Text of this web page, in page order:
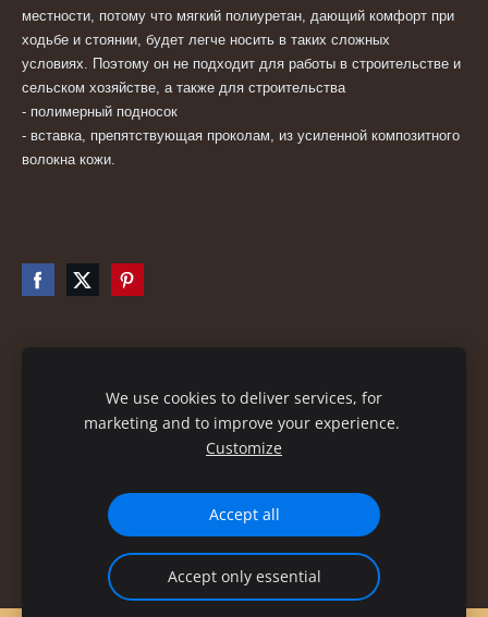
местности, потому что мягкий полиуретан, дающий комфорт при
ходьбе и стоянии, будет легче носить в таких сложных
условиях. Поэтому он не подходит для работы в строительстве и
сельском хозяйстве, а также для строительства
- полимерный подносок
- вставка, препятствующая проколам, из усиленной композитного
волокна кожи.
We use cookies to deliver services, for
marketing and to improve your experience.
Customize
Accept all
Accept only essential